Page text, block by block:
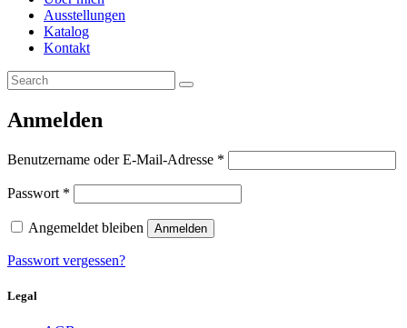
Ausstellungen
Katalog
Kontakt
Anmelden
Benutzername oder E-Mail-Adresse *
Passwort *
Angemeldet bleiben Anmelden
Passwort vergessen?
Legal